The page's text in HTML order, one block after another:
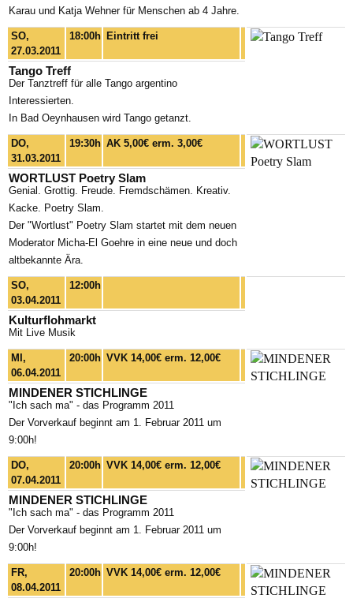
Karau und Katja Wehner für Menschen ab 4 Jahre.
SO,
27.03.2011
18:00h Eintritt frei
Tango Treff
Der Tanztreff für alle Tango argentino
Interessierten.
In Bad Oeynhausen wird Tango getanzt.
DO,
31.03.2011
19:30h AK 5,00€ erm. 3,00€
WORTLUST Poetry Slam
Genial. Grottig. Freude. Fremdschämen. Kreativ.
Kacke. Poetry Slam.
Der "Wortlust" Poetry Slam startet mit dem neuen
Moderator Micha-El Goehre in eine neue und doch
altbekannte Ära.
SO,
03.04.2011
12:00h
Kulturflohmarkt
Mit Live Musik
MI,
06.04.2011
20:00h VVK 14,00€ erm. 12,00€
MINDENER STICHLINGE
"Ich sach ma" - das Programm 2011
Der Vorverkauf beginnt am 1. Februar 2011 um
9:00h!
DO,
07.04.2011
20:00h VVK 14,00€ erm. 12,00€
MINDENER STICHLINGE
"Ich sach ma" - das Programm 2011
Der Vorverkauf beginnt am 1. Februar 2011 um
9:00h!
FR,
08.04.2011
20:00h VVK 14,00€ erm. 12,00€